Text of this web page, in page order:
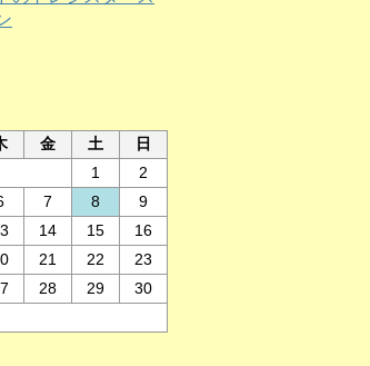
金 土
日
1
2
7 8
9
14 15
16
21 22
23
28 29
30